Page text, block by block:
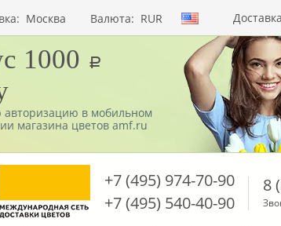
1000 a
авторизацию в мобильном
магазина цветов amf.ru
Москва Валюта: RUR Доставка
+7 (495) 974-70-90
+7 (495) 540-40-90
8